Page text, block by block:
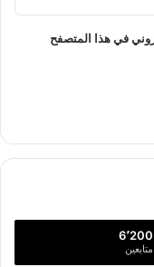
في هذا المتصفح
6٬200
متابعين